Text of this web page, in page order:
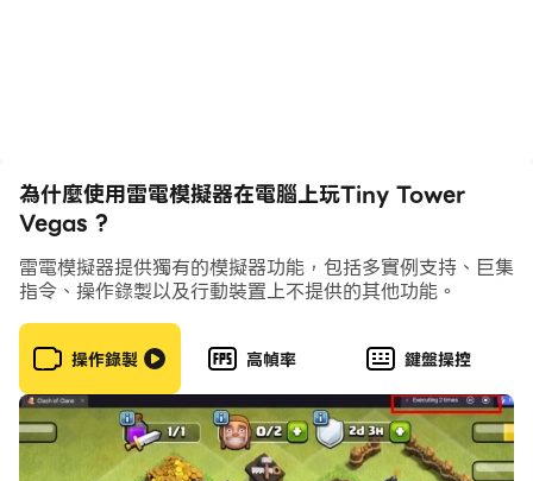
為什麼使用雷電模擬器在電腦上玩Tiny Tower
Vegas ?
雷電模擬器提供獨有的模擬器功能，包括多實例支持、巨集
指令、操作錄製以及行動裝置上不提供的其他功能。
操作錄製 高幀率 鍵盤操控